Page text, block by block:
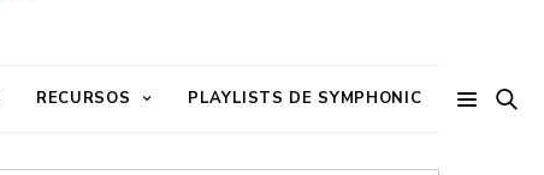
RECURSOS PLAYLISTS DE SYMPHONIC